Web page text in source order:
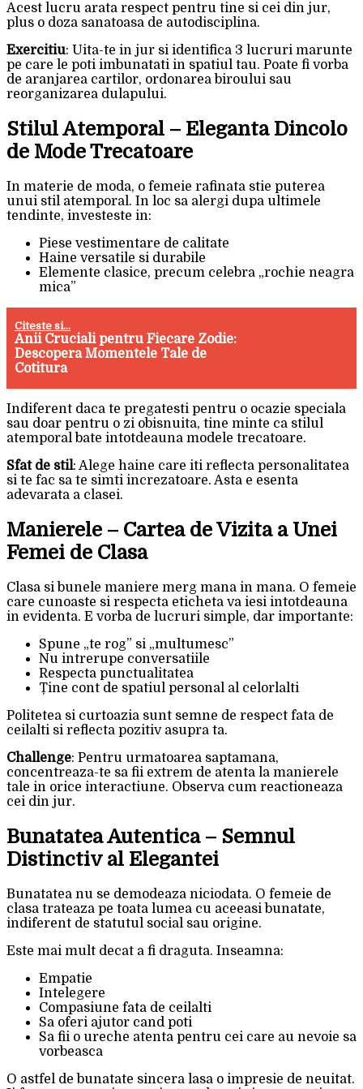
Acest lucru arata respect pentru tine si cei din jur,
plus o doza sanatoasa de autodisciplina.
Exercitiu: Uita-te in jur si identifica 3 lucruri marunte
pe care le poti imbunatati in spatiul tau. Poate fi vorba
de aranjarea cartilor, ordonarea biroului sau
reorganizarea dulapului.
Stilul Atemporal – Eleganta Dincolo
de Mode Trecatoare
In materie de moda, o femeie rafinata stie puterea
unui stil atemporal. In loc sa alergi dupa ultimele
tendinte, investeste in:
Piese vestimentare de calitate
Haine versatile si durabile
Elemente clasice, precum celebra „rochie neagra
mica”
Citeste si...
Anii Cruciali pentru Fiecare Zodie:
Descopera Momentele Tale de
Cotitura
Indiferent daca te pregatesti pentru o ocazie speciala
sau doar pentru o zi obisnuita, tine minte ca stilul
atemporal bate intotdeauna modele trecatoare.
Sfat de stil: Alege haine care iti reflecta personalitatea
si te fac sa te simti increzatoare. Asta e esenta
adevarata a clasei.
Manierele – Cartea de Vizita a Unei
Femei de Clasa
Clasa si bunele maniere merg mana in mana. O femeie
care cunoaste si respecta eticheta va iesi intotdeauna
in evidenta. E vorba de lucruri simple, dar importante:
Spune „te rog” si „multumesc”
Nu intrerupe conversatiile
Respecta punctualitatea
Ține cont de spatiul personal al celorlalti
Politetea si curtoazia sunt semne de respect fata de
ceilalti si reflecta pozitiv asupra ta.
Challenge: Pentru urmatoarea saptamana,
concentreaza-te sa fii extrem de atenta la manierele
tale in orice interactiune. Observa cum reactioneaza
cei din jur.
Bunatatea Autentica – Semnul
Distinctiv al Elegantei
Bunatatea nu se demodeaza niciodata. O femeie de
clasa trateaza pe toata lumea cu aceeasi bunatate,
indiferent de statutul social sau origine.
Este mai mult decat a fi draguta. Inseamna:
Empatie
Intelegere
Compasiune fata de ceilalti
Sa oferi ajutor cand poti
Sa fii o ureche atenta pentru cei care au nevoie sa
vorbeasca
O astfel de bunatate sincera lasa o impresie de neuitat.